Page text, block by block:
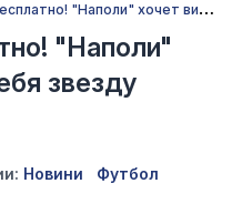
Д
а еще и бесплатно! "Наполи" хочет видеть у себя звезду "Ювентуса"
"Наполи"
звезду
Новини Футбол